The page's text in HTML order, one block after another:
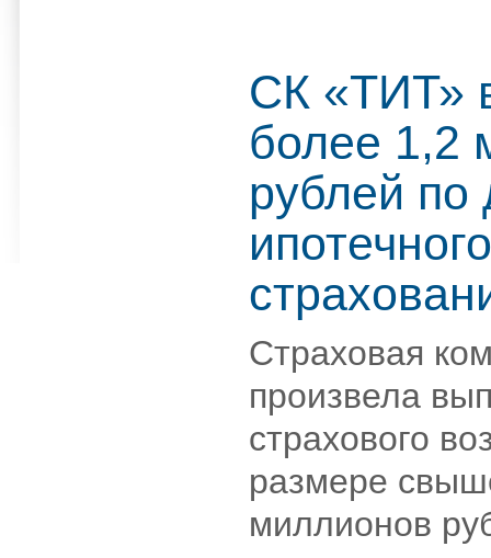
СК «ТИТ»
более 1,2
рублей по
ипотечного
Страховая
произвела
страхового
размере
миллионов